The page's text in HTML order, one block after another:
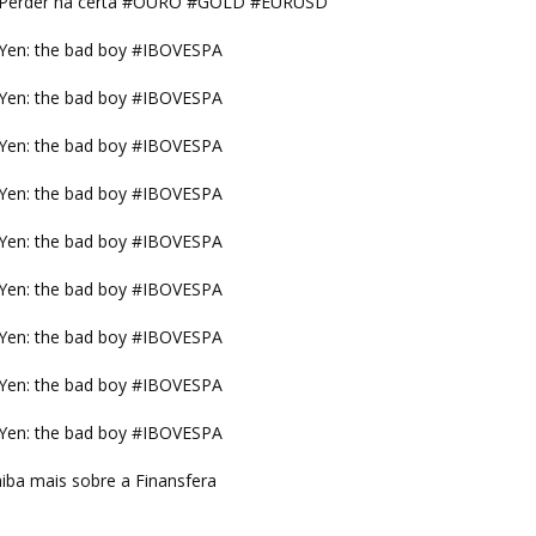
the bad boy #IBOVESPA
the bad boy #IBOVESPA
the bad boy #IBOVESPA
the bad boy #IBOVESPA
the bad boy #IBOVESPA
the bad boy #IBOVESPA
the bad boy #IBOVESPA
the bad boy #IBOVESPA
the bad boy #IBOVESPA
mais sobre a Finansfera